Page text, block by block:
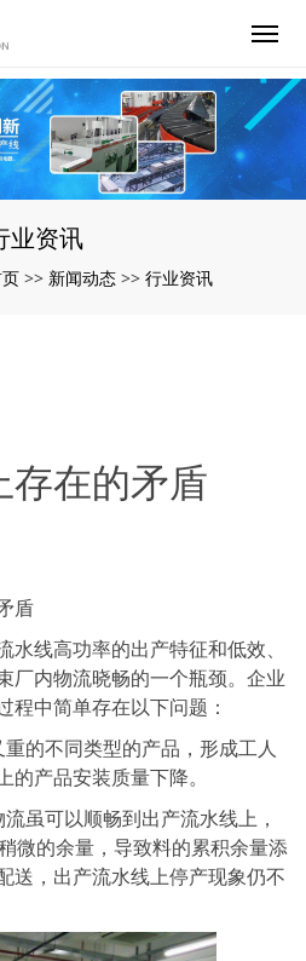
业资讯
>> 新闻动态 >> 行业资讯
在的矛盾
盾
线高功率的出产特征和低效、
厂内物流晓畅的一个瓶颈。企业
程中简单存在以下问题：
的不同类型的产品，形成工人
产品安装质量下降。
可以顺畅到出产流水线上，
微的余量，导致料的累积余量添
送，出产流水线上停产现象仍不